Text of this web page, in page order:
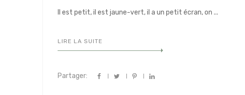
Il est petit, il est jaune-vert, il a un petit écran, on ...
LIRE LA SUITE
Partager: